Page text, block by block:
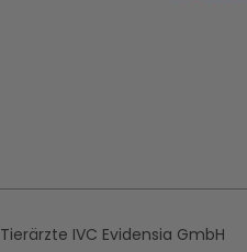
Tierärzte IVC Evidensia GmbH